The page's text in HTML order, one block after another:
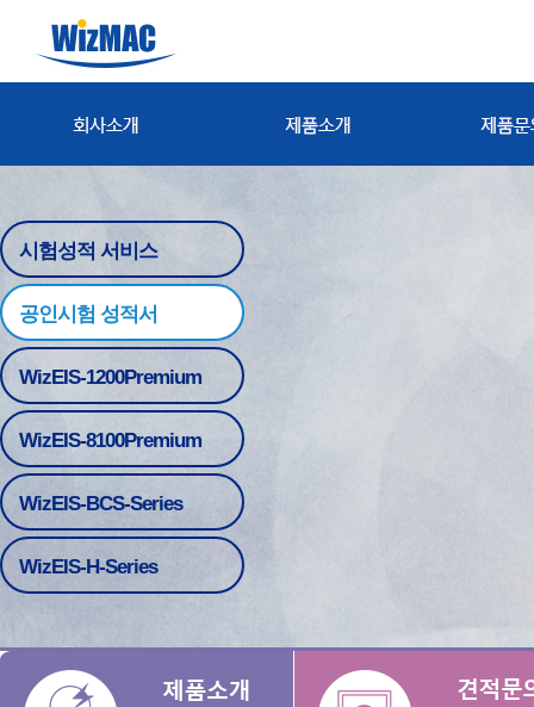
시험성적 서비스
공인시험 성적서
WizEIS-1200Premium
WizEIS-8100Premium
WizEIS-BCS-Series
WizEIS-H-Series